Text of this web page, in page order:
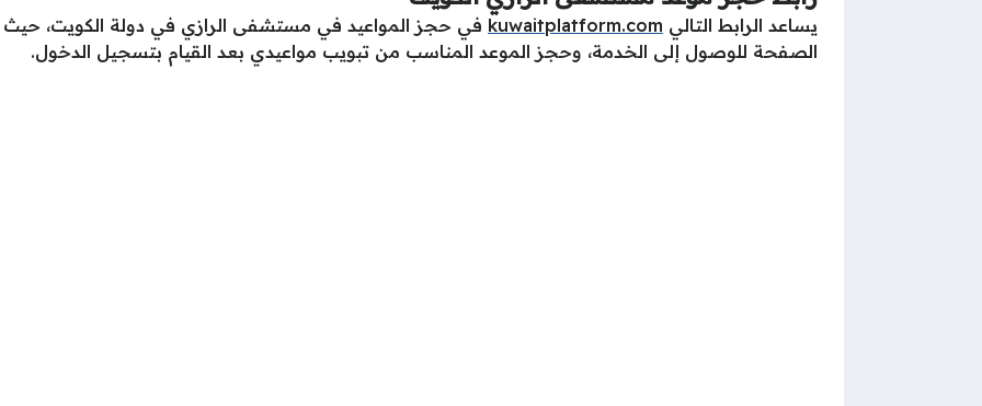
يساعد الرابط التالي kuwaitplatform.com في حجز المواعيد في مستشفى الرازي في دولة الكويت، حيث
الصفحة للوصول إلى الخدمة، وحجز الموعد المناسب من تبويب مواعيدي بعد القيام بتسجيل الدخول.